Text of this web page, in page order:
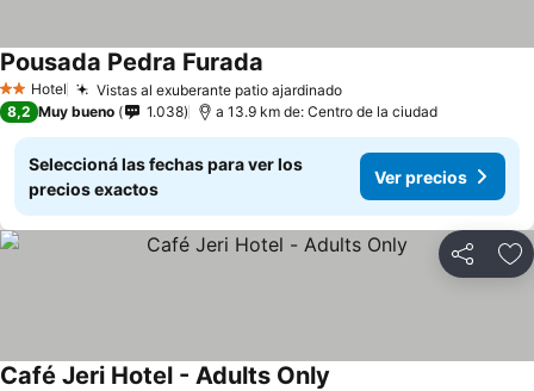
2 Estrellas
Hotel Vistas al exuberante patio ajardinado
Pousada Pedra Furada
8,2 Muy bueno 1.038 a 13.9 km de: Centro de la ciudad
Seleccioná las fechas para ver los
precios exactos
Ver precios
Compartir
Café Jeri Hotel - Adults Only